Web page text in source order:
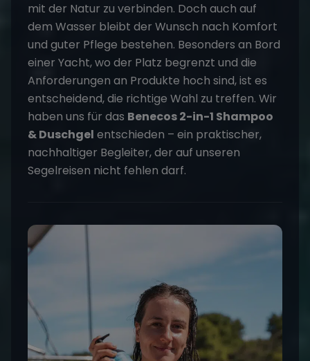
mit der Natur zu verbinden. Doch auch auf
dem Wasser bleibt der Wunsch nach Komfort
und guter Pflege bestehen. Besonders an Bord
einer Yacht, wo der Platz begrenzt und die
Anforderungen an Produkte hoch sind, ist es
entscheidend, die richtige Wahl zu treffen. Wir
haben uns für das Benecos 2-in-1 Shampoo
& Duschgel entschieden – ein praktischer,
nachhaltiger Begleiter, der auf unseren
Segelreisen nicht fehlen darf.